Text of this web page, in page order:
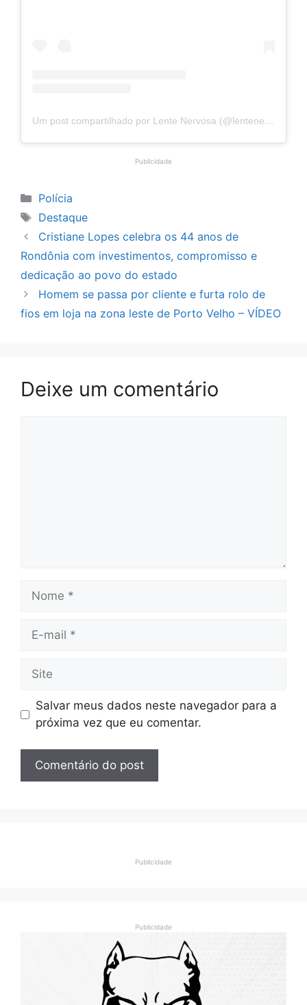
Um post compartilhado por Lente Nervosa (@lentenervosaoficial)
Publicidade
Categorias
Polícia
Tags
Destaque
Cristiane Lopes celebra os 44 anos de
Rondônia com investimentos, compromisso e
dedicação ao povo do estado
Homem se passa por cliente e furta rolo de
fios em loja na zona leste de Porto Velho – VÍDEO
Deixe um comentário
Nome
Site
Salvar meus dados neste navegador para a
próxima vez que eu comentar.
Publicidade
Publicidade